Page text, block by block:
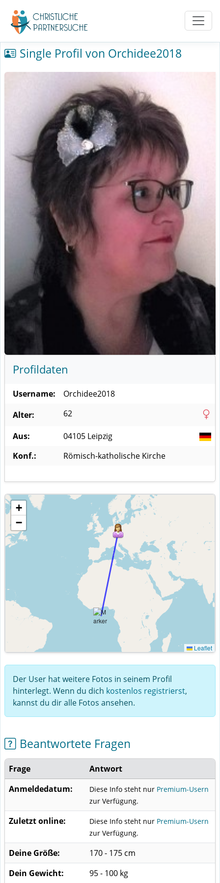
Single Profil von Orchidee2018
Profildaten
Username:
Orchidee2018
Alter:
62
Aus: 04105 Leipzig
Konf.:
Römisch-katholische Kirche
+
−
Leaflet
Der User hat weitere Fotos in seinem Profil
hinterlegt. Wenn du dich kostenlos registrierst,
kannst du dir alle Fotos ansehen.
Beantwortete Fragen
Frage
Antwort
Anmeldedatum:
Diese Info steht nur Premium-Usern
zur Verfügung.
Zuletzt online: Diese Info steht nur Premium-Usern
zur Verfügung.
Deine Größe:
170 - 175 cm
Dein Gewicht:
95 - 100 kg